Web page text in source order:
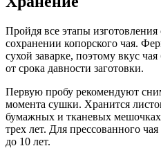
Пройдя все этапы изготовления
сохранении копорского чая.
сухой заварке, поэтому вкус
от срока давности заготовки.
Первую пробу рекомендуют
момента сушки. Хранится
бумажных и тканевых
трех лет. Для прессованного
до 10 лет.